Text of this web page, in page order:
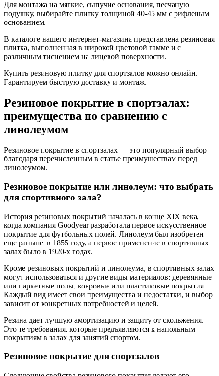
Для монтажа на мягкие, сыпучие основания, песчаную
подушку, выбирайте плитку толщиной 40-45 мм с рифленым
основанием.
В каталоге нашего интернет-магазина представлена резиновая
плитка, выполненная в широкой цветовой гамме и с
различным тиснением на лицевой поверхности.
Купить резиновую плитку для спортзалов можно онлайн.
Гарантируем быструю доставку и монтаж.
Резиновое покрытие в спортзалах:
преимущества по сравнению с
линолеумом
Резиновое покрытие в спортзалах — это популярный выбор
благодаря перечисленным в статье преимуществам перед
линолеумом.
Резиновое покрытие или линолеум: что выбрать
для спортивного зала?
История резиновых покрытий началась в конце XIX века,
когда компания Goodyear разработала первое искусственное
покрытие для футбольных полей. Линолеум был изобретен
еще раньше, в 1855 году, а первое применение в спортивных
залах было в 1920-х годах.
Кроме резиновых покрытий и линолеума, в спортивных залах
могут использоваться и другие виды материалов: деревянные
или паркетные полы, ковровые или пластиковые покрытия.
Каждый вид имеет свои преимущества и недостатки, и выбор
зависит от конкретных потребностей и целей.
Резина дает лучшую амортизацию и защиту от скольжения.
Это те требования, которые предъявляются к напольным
покрытиям в залах для занятий спортом.
Резиновое покрытие для спортзалов